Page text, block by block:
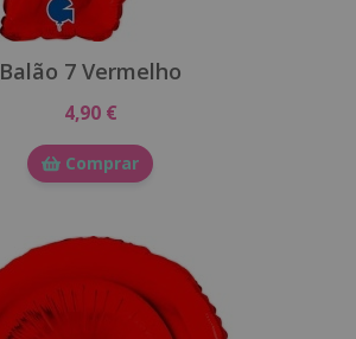
Balão 7 Vermelho
4,90 €
Comprar